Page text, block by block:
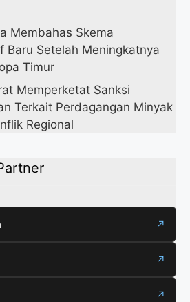
Membahas Skema
Baru Setelah Meningkatnya
Timur
Memperketat Sanksi
Terkait Perdagangan Minyak
Regional
↗
↗
↗